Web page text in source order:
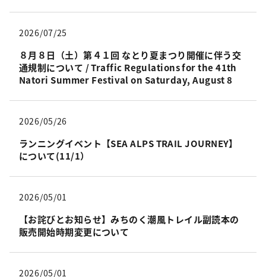
2026/07/25
８月８日（土）第４１回 なとり夏まつり開催に伴う交
通規制について / Traffic Regulations for the 41th
Natori Summer Festival on Saturday, August 8
2026/05/26
ランニングイベント【SEA ALPS TRAIL JOURNEY】
について(11/1）
2026/05/01
【お詫びとお知らせ】みちのく潮風トレイル副読本の
販売開始時期変更について
2026/05/01